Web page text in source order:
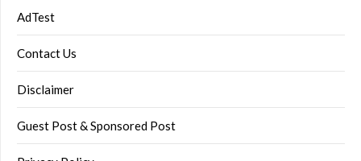
AdTest
Contact Us
Disclaimer
Guest Post & Sponsored Post